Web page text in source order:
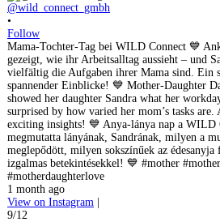
@wild_connect_gmbh
•
Follow
Mama-Tochter-Tag bei WILD Connect 💙
gezeigt, wie ihr Arbeitsalltag aussieht – und
vielfältig die Aufgaben ihrer Mama sind. Ein
spannender Einblicke! 💙 Mother-Daughter
showed her daughter Sandra what her
surprised by how varied her mom’s tasks
exciting insights! 💙 Anya-lánya nap a WILD
megmutatta lányának, Sandrának, milyen a
meglepődött, milyen sokszínűek az édesanyja
izgalmas betekintésekkel! 💙 #mother
#motherdaughterlove
1 month ago
View on Instagram |
9/12